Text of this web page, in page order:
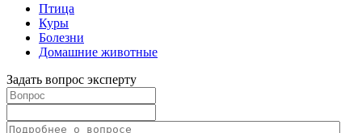
Птица
Куры
Болезни
Домашние животные
Задать вопрос эксперту